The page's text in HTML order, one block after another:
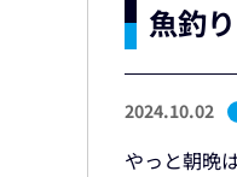
魚釣り
2024.10.02
やっと朝晩